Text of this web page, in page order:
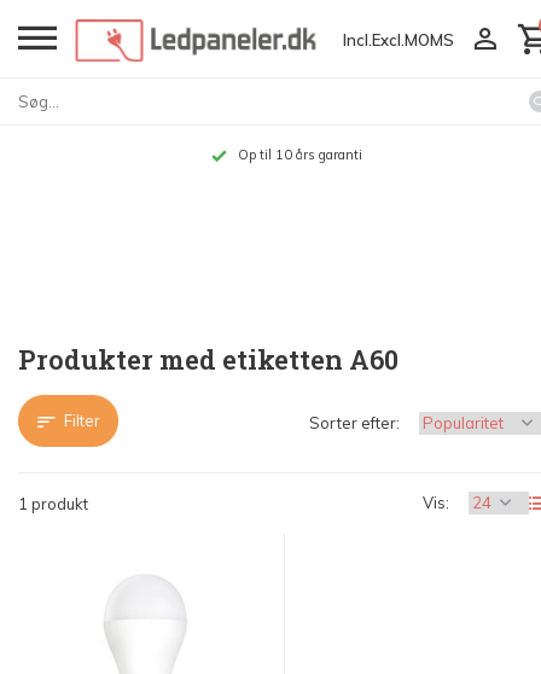
Incl. Excl. MOMS
Op til 10 års garanti
Produkter med etiketten A60
Filter
1 produkt Vis:
Sorter efter: